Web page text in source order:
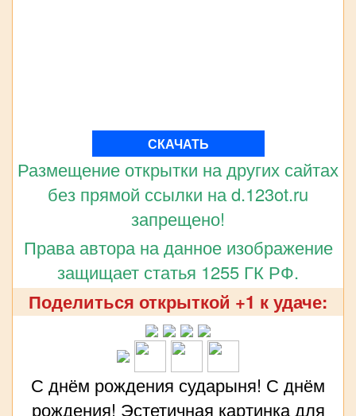
СКАЧАТЬ
Размещение открытки на других сайтах
без прямой ссылки на d.123ot.ru
запрещено!
Права автора на данное изображение
защищает статья 1255 ГК РФ.
Поделиться открыткой +1 к удаче:
С днём рождения сударыня! С днём
рождения! Эстетичная картинка для